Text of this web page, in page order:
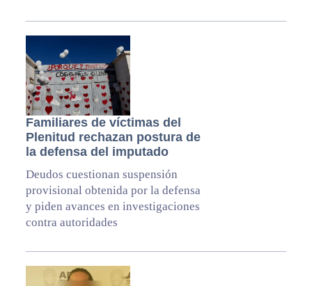
Familiares de víctimas del
Plenitud rechazan postura de
la defensa del imputado
Deudos cuestionan suspensión
provisional obtenida por la defensa
y piden avances en investigaciones
contra autoridades